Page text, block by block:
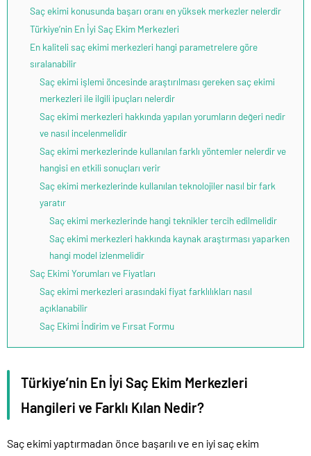
Saç ekimi konusunda başarı oranı en yüksek merkezler nelerdir
Türkiye’nin En İyi Saç Ekim Merkezleri
En kaliteli saç ekimi merkezleri hangi parametrelere göre
sıralanabilir
Saç ekimi işlemi öncesinde araştırılması gereken saç ekimi
merkezleri ile ilgili ipuçları nelerdir
Saç ekimi merkezleri hakkında yapılan yorumların değeri nedir
ve nasıl incelenmelidir
Saç ekimi merkezlerinde kullanılan farklı yöntemler nelerdir ve
hangisi en etkili sonuçları verir
Saç ekimi merkezlerinde kullanılan teknolojiler nasıl bir fark
yaratır
Saç ekimi merkezlerinde hangi teknikler tercih edilmelidir
Saç ekimi merkezleri hakkında kaynak araştırması yaparken
hangi model izlenmelidir
Saç Ekimi Yorumları ve Fiyatları
Saç ekimi merkezleri arasındaki fiyat farklılıkları nasıl
açıklanabilir
Saç Ekimi İndirim ve Fırsat Formu
Türkiye’nin En İyi Saç Ekim Merkezleri
Hangileri ve Farklı Kılan Nedir?
Saç ekimi yaptırmadan önce başarılı ve en iyi saç ekim